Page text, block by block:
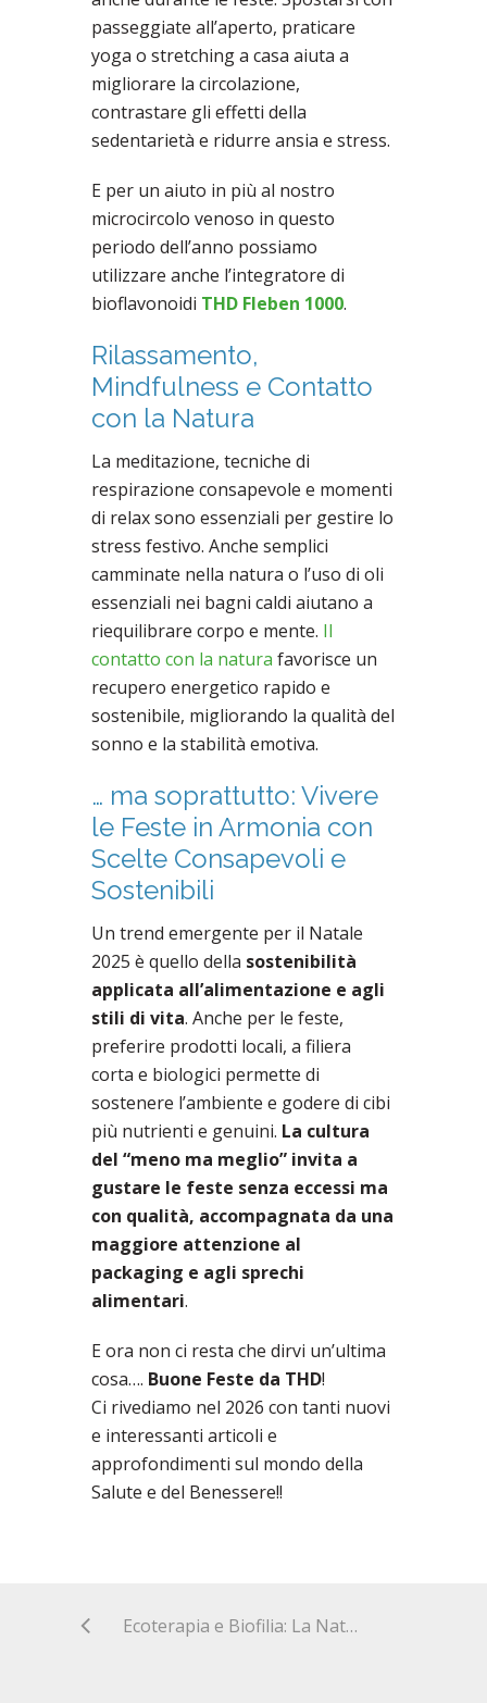
passeggiate all’aperto, praticare
yoga o stretching a casa aiuta a
migliorare la circolazione,
contrastare gli effetti della
sedentarietà e ridurre ansia e stress.
E per un aiuto in più al nostro
microcircolo venoso in questo
periodo dell’anno possiamo
utilizzare anche l’integratore di
bioflavonoidi THD Fleben 1000.
Rilassamento,
Mindfulness e Contatto
con la Natura
La meditazione, tecniche di
respirazione consapevole e momenti
di relax sono essenziali per gestire lo
stress festivo. Anche semplici
camminate nella natura o l’uso di oli
essenziali nei bagni caldi aiutano a
riequilibrare corpo e mente. Il
contatto con la natura favorisce un
recupero energetico rapido e
sostenibile, migliorando la qualità del
sonno e la stabilità emotiva.
… ma soprattutto: Vivere
le Feste in Armonia con
Scelte Consapevoli e
Sostenibili
Un trend emergente per il Natale
2025 è quello della sostenibilità
applicata all’alimentazione e agli
stili di vita. Anche per le feste,
preferire prodotti locali, a filiera
corta e biologici permette di
sostenere l’ambiente e godere di cibi
più nutrienti e genuini. La cultura
del “meno ma meglio” invita a
gustare le feste senza eccessi ma
con qualità, accompagnata da una
maggiore attenzione al
packaging e agli sprechi
alimentari.
E ora non ci resta che dirvi un’ultima
cosa…. Buone Feste da THD!
Ci rivediamo nel 2026 con tanti nuovi
e interessanti articoli e
approfondimenti sul mondo della
Salute e del Benessere!!
Ecoterapia e Biofilia: La Natura come Fonte di Benessere